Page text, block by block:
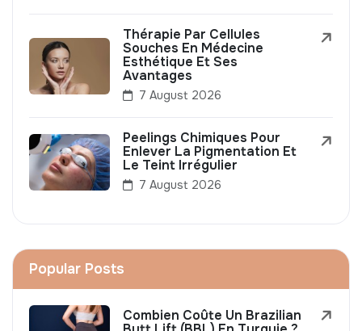
Thérapie Par Cellules
Souches En Médecine
Esthétique Et Ses
Avantages
7 August 2026
Peelings Chimiques Pour
Enlever La Pigmentation Et
Le Teint Irrégulier
7 August 2026
Popular Posts
Combien Coûte Un Brazilian